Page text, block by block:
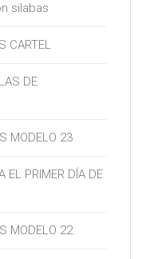
silabas
CARTEL
DE
MODELO 23
EL PRIMER DÍA DE
MODELO 22